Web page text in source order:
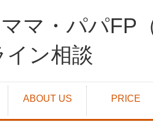
マ・パパFP
イン相談
ABOUT US PRICE